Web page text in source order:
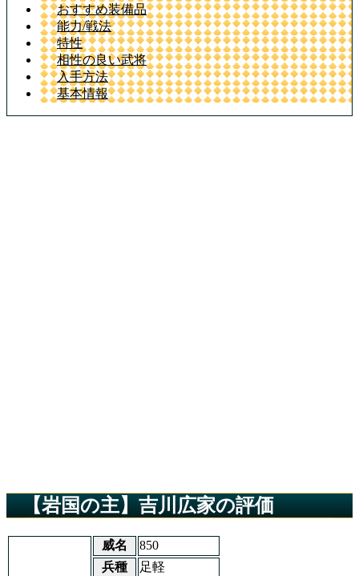
おすすめ装備品
能力/戦法
特性
相性の良い武将
入手方法
基本情報
【岩国の主】吉川広家の評価
威名
850
兵種
足軽